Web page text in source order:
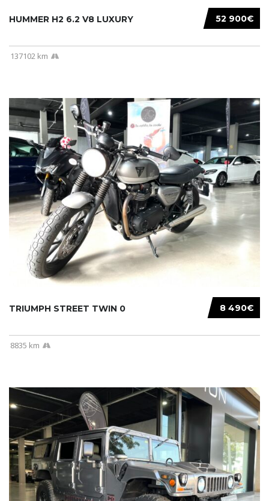
52 900€
HUMMER H2 6.2 V8 LUXURY
137102 km
8 490€
TRIUMPH STREET TWIN 0
8835 km